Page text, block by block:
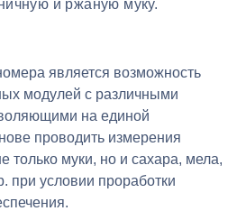
и ржаную муку.
является возможность
модулей с различными
на единой
проводить измерения
только муки, но и сахара, мела,
при условии проработки